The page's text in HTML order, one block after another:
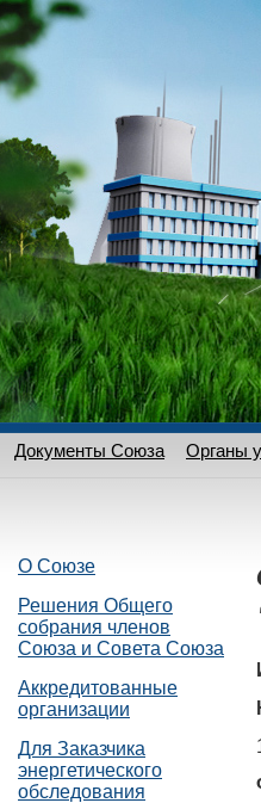
Документы Союза Органы
О Союзе
Решения Общего
собрания членов
Союза и Совета Союза
Аккредитованные
организации
Для Заказчика
энергетического
обследования